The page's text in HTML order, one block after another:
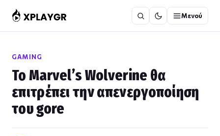
στο
περιεχόμενο
Μενού
GAMING
Το Marvel’s Wolverine θα
επιτρέπει την απενεργοποίηση
του gore